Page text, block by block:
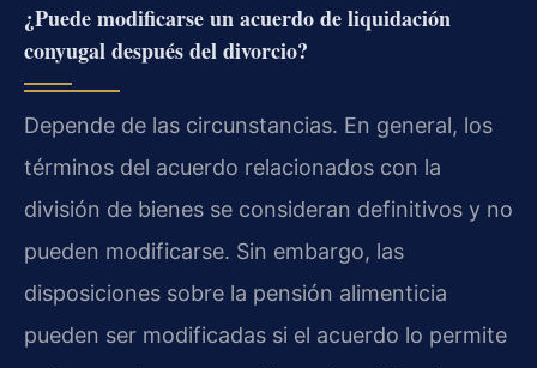
¿Puede modificarse un acuerdo de liquidación
conyugal después del divorcio?
Depende de las circunstancias. En general, los
términos del acuerdo relacionados con la
división de bienes se consideran definitivos y no
pueden modificarse. Sin embargo, las
disposiciones sobre la pensión alimenticia
pueden ser modificadas si el acuerdo lo permite